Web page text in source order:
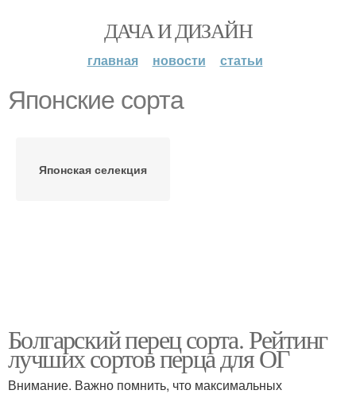
ДАЧА И ДИЗАЙН
главная новости статьи
Японские сорта
Японская селекция
Болгарский перец сорта. Рейтинг
лучших сортов перца для ОГ
Внимание. Важно помнить, что максимальных